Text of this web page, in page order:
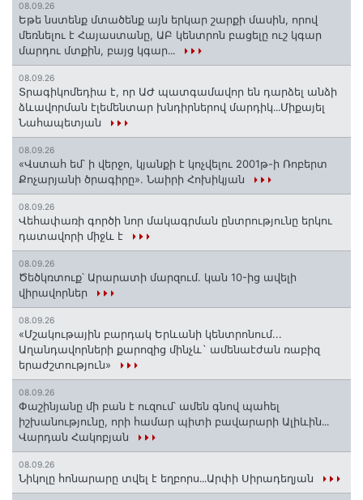
08.09.26
Եթե նստենք մտածենք այն երկար շարքի մասին, որով
մեռնելու է Հայաստանը, ԱԲ կենտրոն բացելը ուշ կգար
մարդու մտքին, բայց կգար․․․
08.09.26
Տրագիկոմեդիա է, որ ԱԺ պատգամավոր են դարձել անձի
ձևավորման էլեմենտար խնդիրներով մարդիկ․․․Միքայել
Նահապետյան
08.09.26
«Վստահ եմ՝ ի վերջո, կյանքի է կոչվելու 2001թ-ի Ռոբերտ
Քոչարյանի ծրագիրը». Նաիրի Հոխիկյան
08.09.26
Վեհափառի գործի նոր մակագրման ընտրությունը երկու
դատավորի միջև է
08.09.26
Ծեծկռտուք՝ Արարատի մարզում. կան 10-ից ավելի
վիրավորներ
08.09.26
«Մշակութային բարդակ Երևանի կենտրոնում...
Աղանդավորների քարոզից մինչև` ամենաէժան ռաբիզ
երաժշտություն»
08.09.26
Փաշինյանը մի բան է ուզում՝ ամեն գնով պահել
իշխանությունը, որի համար պիտի բավարարի Ալիևին․․․
Վարդան Հակոբյան
08.09.26
Նիկոլը հոնարարը տվել է եղբորս․․․Արփի Սիրադեղյան